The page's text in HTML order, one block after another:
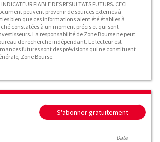
FIABLE DES RESULTATS FUTURS. CECI
peuvent provenir de sources externes à
bien que ces informations aient été établies à
constatées à un moment précis et qui sont
La responsabilité de Zone Bourse ne peut
de recherche indépendant. Le lecteur est
futures sont des prévisions qui ne constituent
Zone Bourse.
S'abonner gratuitement
Date